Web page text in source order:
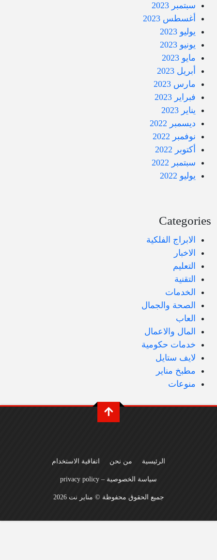
سبتمبر 2023
أغسطس 2023
يوليو 2023
يونيو 2023
مايو 2023
أبريل 2023
مارس 2023
فبراير 2023
يناير 2023
ديسمبر 2022
نوفمبر 2022
أكتوبر 2022
سبتمبر 2022
يوليو 2022
الابراج الفلكية
الاخبار
التعليم
التقنية
الخدمات
الصحة والجمال
العاب
المال والاعمال
خدمات حكومية
لايف ستايل
مطبخ مناير
منوعات
الرئيسية من نحن اتفاقية الاستخدام
سياسة الخصوصية – privacy policy
جميع الحقوق محفوظة © مناير نت 2026